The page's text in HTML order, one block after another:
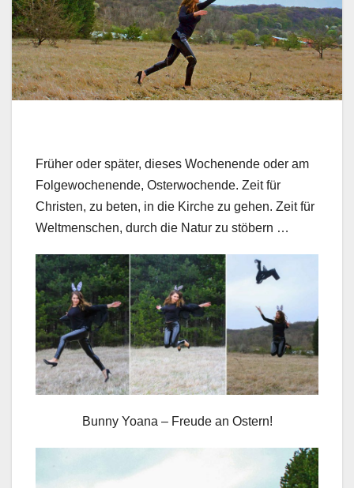
Früher oder später, dieses Wochenende oder am
Folgewochenende, Osterwochende. Zeit für
Christen, zu beten, in die Kirche zu gehen. Zeit für
Weltmenschen, durch die Natur zu stöbern …
Bunny Yoana – Freude an Ostern!